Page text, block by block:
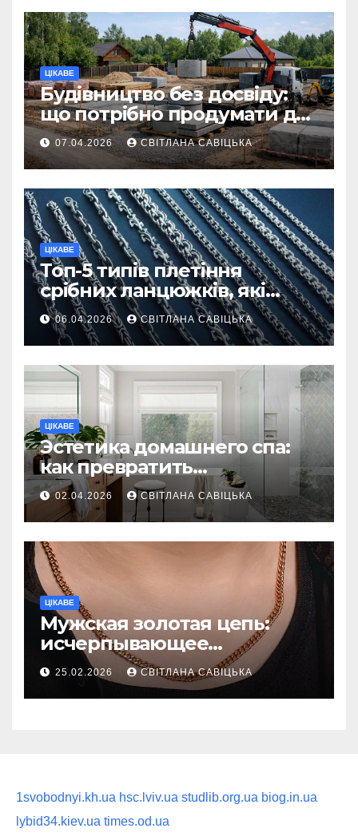
ЦІКАВЕ
Будівництво без досвіду:
що потрібно продумати до
першої доставки на
ділянку
07.04.2026 СВІТЛАНА САВІЦЬКА
ЦІКАВЕ
Топ-5 типів плетіння
срібних ланцюжків, які
вважаються
найнадійнішими
06.04.2026 СВІТЛАНА САВІЦЬКА
ЦІКАВЕ
Эстетика домашнего спа:
как превратить
ежедневную гигиену в
восстанавливающий
ритуал
02.04.2026 СВІТЛАНА САВІЦЬКА
ЦІКАВЕ
Мужская золотая цепь:
исчерпывающее
руководство по выбору
статусного украшения
25.02.2026 СВІТЛАНА САВІЦЬКА
1svobodnyi.kh.ua hsc.lviv.ua studlib.org.ua biog.in.ua
lybid34.kiev.ua times.od.ua